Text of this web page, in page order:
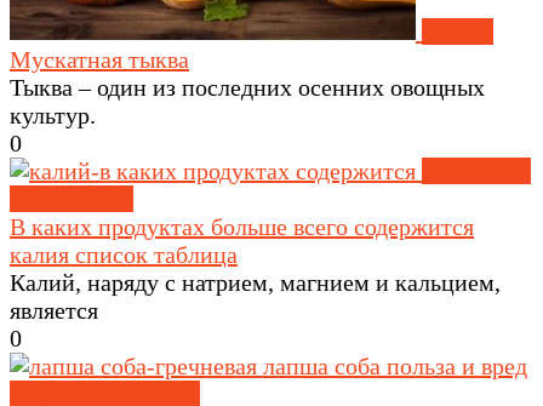
Мускатная тыква
Тыква – один из последних осенних овощных
культур.
0
В каких продуктах больше всего содержится
калия список таблица
Калий, наряду с натрием, магнием и кальцием,
является
0